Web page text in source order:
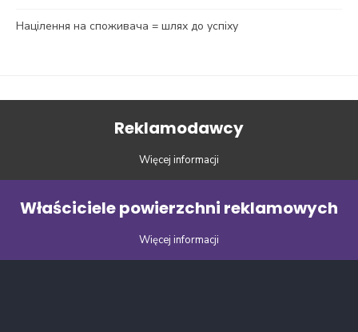
Націлення на споживача = шлях до успіху
Reklamodawcy
Więcej informacji
Właściciele powierzchni reklamowych
Więcej informacji